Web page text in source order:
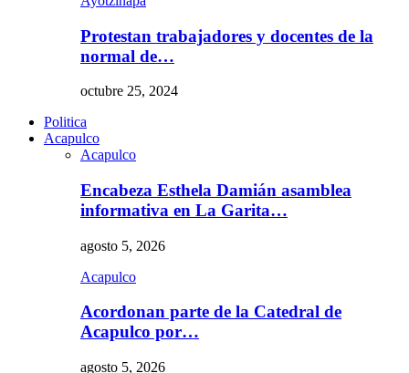
Protestan trabajadores y docentes de la
normal de…
octubre 25, 2024
Politica
Acapulco
Acapulco
Encabeza Esthela Damián asamblea
informativa en La Garita…
agosto 5, 2026
Acapulco
Acordonan parte de la Catedral de
Acapulco por…
agosto 5, 2026